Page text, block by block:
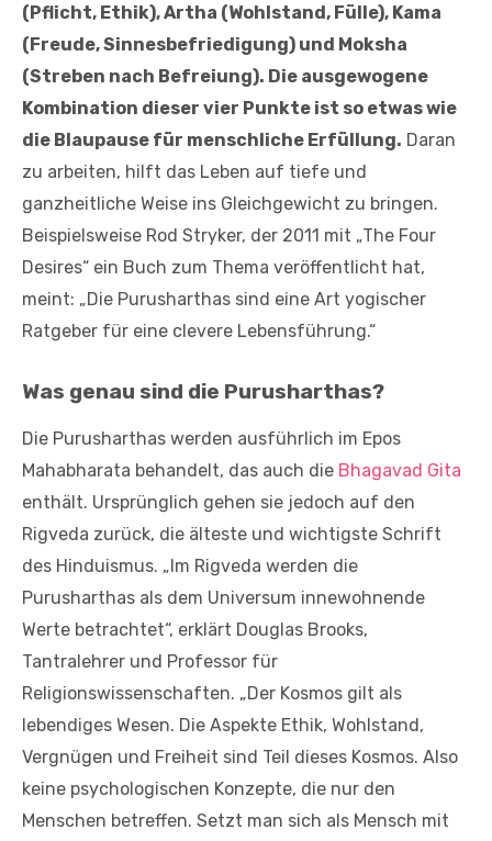
(Pflicht, Ethik), Artha (Wohlstand, Fülle), Kama
(Freude, Sinnesbefriedigung) und Moksha
(Streben nach Befreiung). Die ausgewogene
Kombination dieser vier Punkte ist so etwas wie
die Blaupause für menschliche Erfüllung. Daran
zu arbeiten, hilft das Leben auf tiefe und
ganzheitliche Weise ins Gleichgewicht zu bringen.
Beispielsweise Rod Stryker, der 2011 mit „The Four
Desires“ ein Buch zum Thema veröffentlicht hat,
meint: „Die Purusharthas sind eine Art yogischer
Ratgeber für eine clevere Lebensführung.“
Was genau sind die Purusharthas?
Die Purusharthas werden ausführlich im Epos
Mahabharata behandelt, das auch die Bhagavad Gita
enthält. Ursprünglich gehen sie jedoch auf den
Rigveda zurück, die älteste und wichtigste Schrift
des Hinduismus. „Im Rigveda werden die
Purusharthas als dem Universum innewohnende
Werte betrachtet“, erklärt Douglas Brooks,
Tantralehrer und Professor für
Religionswissenschaften. „Der Kosmos gilt als
lebendiges Wesen. Die Aspekte Ethik, Wohlstand,
Vergnügen und Freiheit sind Teil dieses Kosmos. Also
keine psychologischen Konzepte, die nur den
Menschen betreffen. Setzt man sich als Mensch mit